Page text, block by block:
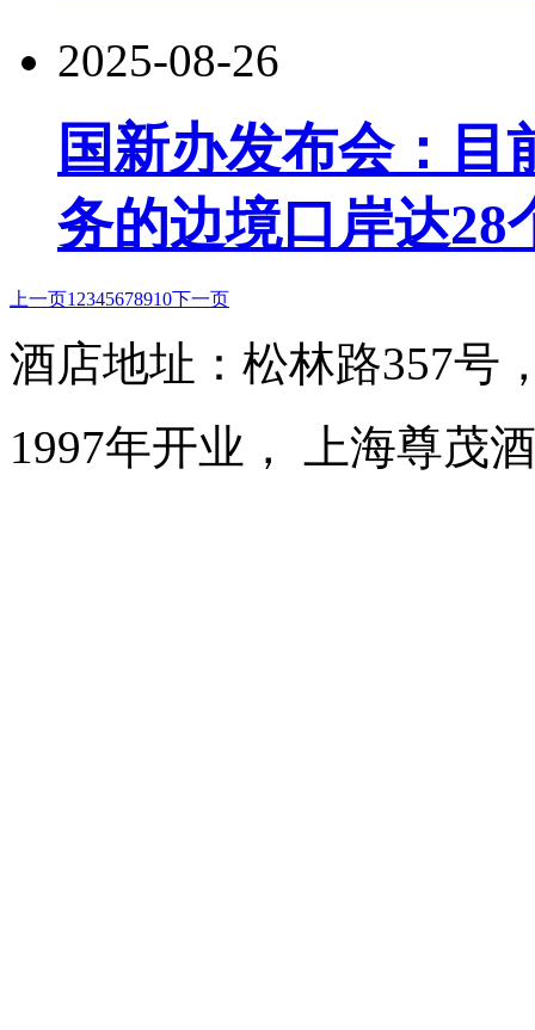
2025-08-26
国新办发布会：目
务的边境口岸达28
上一页1 2345678910下一页
酒店地址：松林路357号
1997年开业， 上海尊